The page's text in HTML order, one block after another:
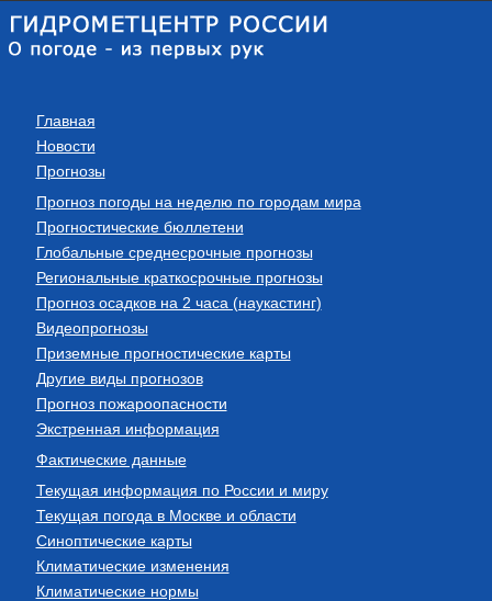
Главная
Новости
Прогнозы
Прогноз погоды на неделю по городам мира
Прогностические бюллетени
Глобальные среднесрочные прогнозы
Региональные краткосрочные прогнозы
Прогноз осадков на 2 часа (наукастинг)
Видеопрогнозы
Приземные прогностические карты
Другие виды прогнозов
Прогноз пожароопасности
Экстренная информация
Фактические данные
Текущая информация по России и миру
Текущая погода в Москве и области
Синоптические карты
Климатические изменения
Климатические нормы